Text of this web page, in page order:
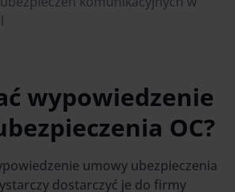
wypowiedzenie
OC?
umowy ubezpieczenia
dostarczyć je do firmy